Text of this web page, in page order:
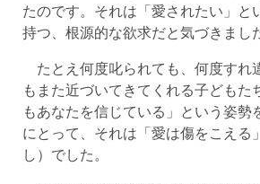
たのです。それは「愛されたい」と
持つ、根源的な欲求だと気づきまし
たとえ何度叱られても、何度すれ
もまた近づいてきてくれる子どもた
もあなたを信じている」という姿勢
にとって、それは「愛は傷をこえる
し）でした。